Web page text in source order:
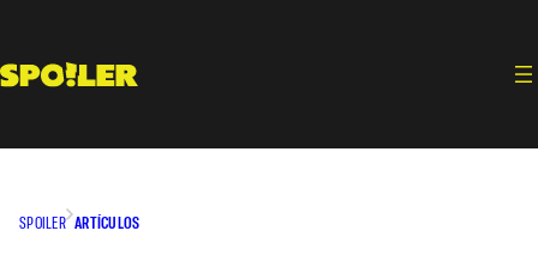
contenido
SPOILER ARTÍCULOS